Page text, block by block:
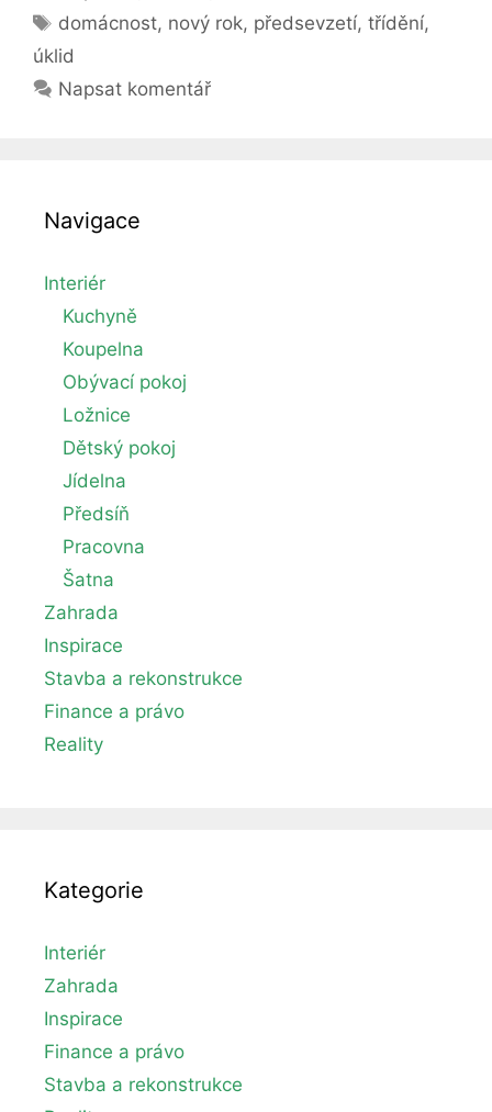
zbavit
Štítky
domácnost, nový rok, předsevzetí,třídění,
úklid
Napsat komentář
Navigace
Interiér
Kuchyně
Koupelna
Obývací pokoj
Ložnice
Dětský pokoj
Jídelna
Předsíň
Pracovna
Šatna
Zahrada
Inspirace
Stavba a rekonstrukce
Finance a právo
Reality
Kategorie
Interiér
Zahrada
Inspirace
Finance a právo
Stavba a rekonstrukce